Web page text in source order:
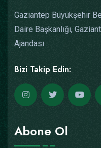
Gaziantep Büyükşehir
Daire Başkanlığı,
Ajandası
Bizi Takip Edin:
Abone Ol